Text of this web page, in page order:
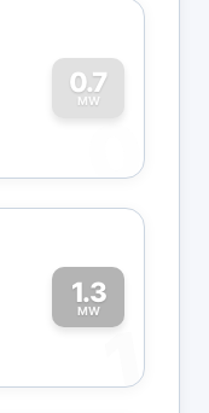
0.7
MW
0
1.3
MW
1